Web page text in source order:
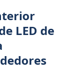
LED de